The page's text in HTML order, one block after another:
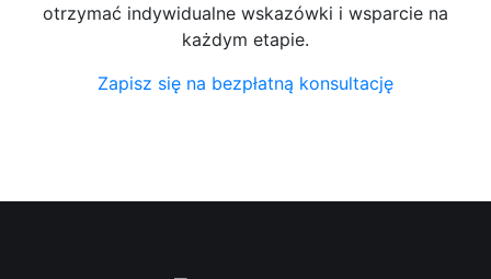
otrzymać indywidualne wskazówki i wsparcie na
każdym etapie.
Zapisz się na bezpłatną konsultację